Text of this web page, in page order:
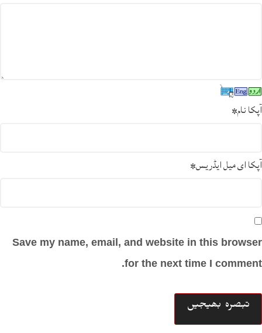
آپکا نام*
آپکا ای میل ایڈریس*
Save my name, email, and website in this browser
for the next time I comment.